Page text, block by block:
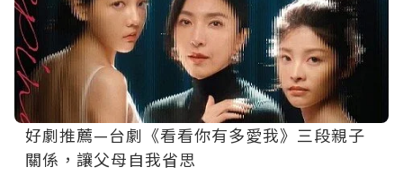
好劇推薦—台劇《看看你有多愛我》三段親子
關係，讓父母自我省思